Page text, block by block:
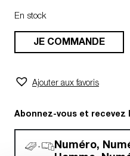
En stock
JE COMMANDE
Ajouter aux favoris
Abonnez-vous et recevez
Numéro,